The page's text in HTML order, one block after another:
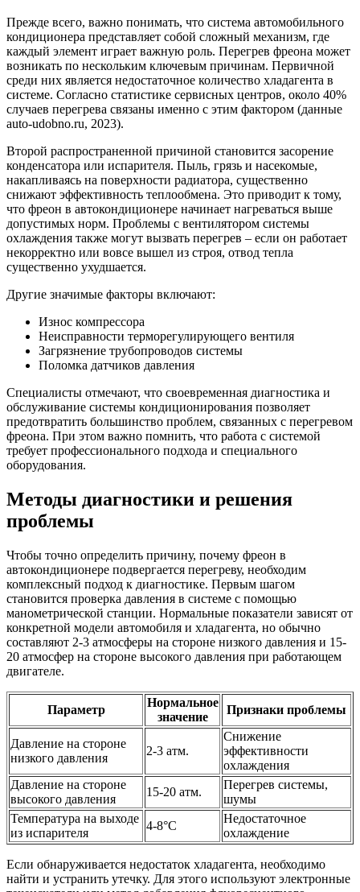
Прежде всего, важно понимать, что система автомобильного
кондиционера представляет собой сложный механизм, где
каждый элемент играет важную роль. Перегрев фреона может
возникать по нескольким ключевым причинам. Первичной
среди них является недостаточное количество хладагента в
системе. Согласно статистике сервисных центров, около 40%
случаев перегрева связаны именно с этим фактором (данные
auto-udobno.ru, 2023).
Второй распространенной причиной становится засорение
конденсатора или испарителя. Пыль, грязь и насекомые,
накапливаясь на поверхности радиатора, существенно
снижают эффективность теплообмена. Это приводит к тому,
что фреон в автокондиционере начинает нагреваться выше
допустимых норм. Проблемы с вентилятором системы
охлаждения также могут вызвать перегрев – если он работает
некорректно или вовсе вышел из строя, отвод тепла
существенно ухудшается.
Другие значимые факторы включают:
Износ компрессора
Неисправности терморегулирующего вентиля
Загрязнение трубопроводов системы
Поломка датчиков давления
Специалисты отмечают, что своевременная диагностика и
обслуживание системы кондиционирования позволяет
предотвратить большинство проблем, связанных с перегревом
фреона. При этом важно помнить, что работа с системой
требует профессионального подхода и специального
оборудования.
Методы диагностики и решения
проблемы
Чтобы точно определить причину, почему фреон в
автокондиционере подвергается перегреву, необходим
комплексный подход к диагностике. Первым шагом
становится проверка давления в системе с помощью
манометрической станции. Нормальные показатели зависят от
конкретной модели автомобиля и хладагента, но обычно
составляют 2-3 атмосферы на стороне низкого давления и 15-
20 атмосфер на стороне высокого давления при работающем
двигателе.
Параметр
Нормальное
значение
Признаки проблемы
Давление на стороне
низкого давления
2-3 атм.
Снижение
эффективности
охлаждения
Давление на стороне
высокого давления
15-20 атм.
Перегрев системы,
шумы
Температура на выходе
из испарителя
4-8°C
Недостаточное
охлаждение
Если обнаруживается недостаток хладагента, необходимо
найти и устранить утечку. Для этого используют электронные